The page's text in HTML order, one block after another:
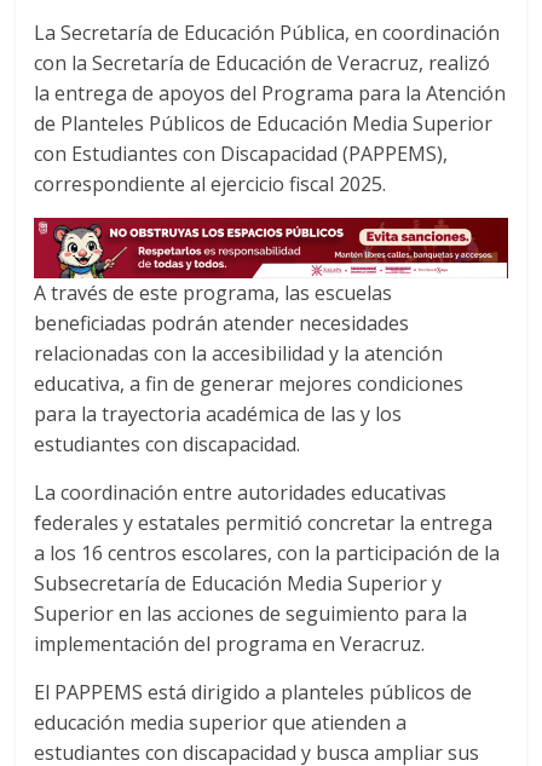
La Secretaría de Educación Pública, en coordinación
con la Secretaría de Educación de Veracruz, realizó
la entrega de apoyos del Programa para la Atención
de Planteles Públicos de Educación Media Superior
con Estudiantes con Discapacidad (PAPPEMS),
correspondiente al ejercicio fiscal 2025.
A través de este programa, las escuelas
beneficiadas podrán atender necesidades
relacionadas con la accesibilidad y la atención
educativa, a fin de generar mejores condiciones
para la trayectoria académica de las y los
estudiantes con discapacidad.
La coordinación entre autoridades educativas
federales y estatales permitió concretar la entrega
a los 16 centros escolares, con la participación de la
Subsecretaría de Educación Media Superior y
Superior en las acciones de seguimiento para la
implementación del programa en Veracruz.
El PAPPEMS está dirigido a planteles públicos de
educación media superior que atienden a
estudiantes con discapacidad y busca ampliar sus